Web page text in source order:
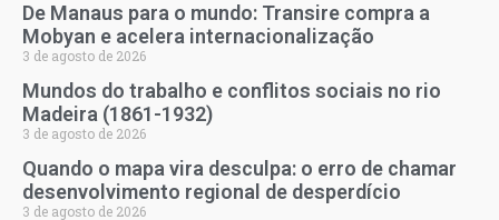
De Manaus para o mundo: Transire compra a
Mobyan e acelera internacionalização
3 de agosto de 2026
Mundos do trabalho e conflitos sociais no rio
Madeira (1861-1932)
3 de agosto de 2026
Quando o mapa vira desculpa: o erro de chamar
desenvolvimento regional de desperdício
3 de agosto de 2026